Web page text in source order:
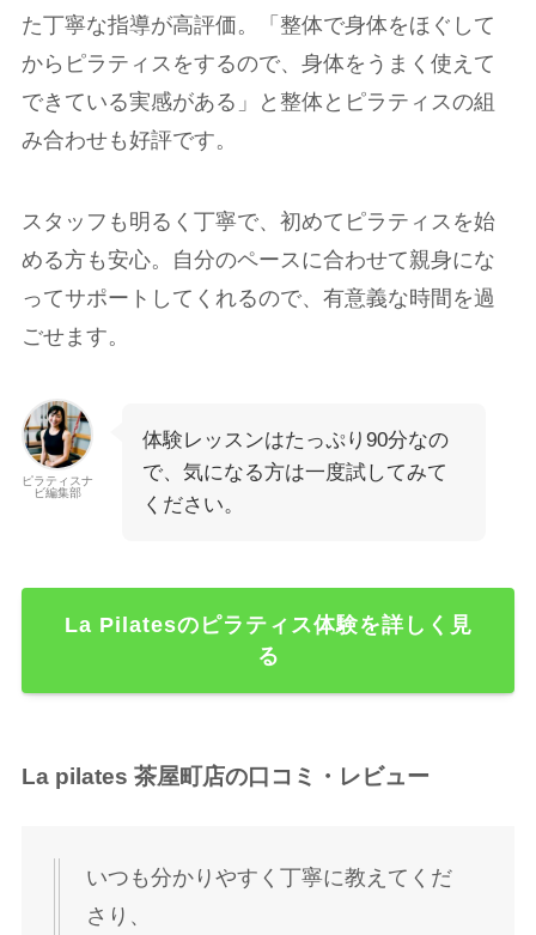
た丁寧な指導が高評価。「整体で身体をほぐして
からピラティスをするので、身体をうまく使えて
できている実感がある」と整体とピラティスの組
み合わせも好評です。
スタッフも明るく丁寧で、初めてピラティスを始
める方も安心。自分のペースに合わせて親身にな
ってサポートしてくれるので、有意義な時間を過
ごせます。
ピラティスナ
ビ編集部
体験レッスンはたっぷり90分なの
で、気になる方は一度試してみて
ください。
La Pilatesのピラティス体験を詳しく見
る
La pilates 茶屋町店の口コミ・レビュー
いつも分かりやすく丁寧に教えてくだ
さり、